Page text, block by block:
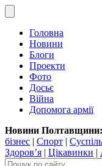
Головна
Новини
Блоги
Проекти
Фото
Досьє
Війна
Допомога армії
Новини Полтавщини:
бізнес | Спорт |
Здоров’я | Цікавинки |